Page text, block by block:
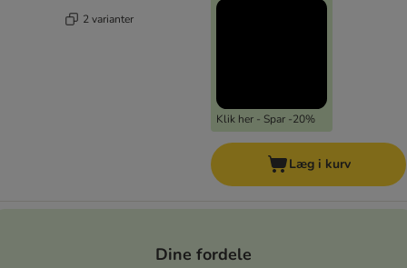
2 varianter
Klik her - Spar -20%
Læg i kurv
Dine fordele